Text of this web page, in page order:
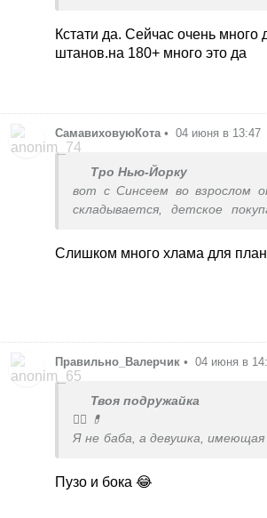
штаны покупают, это же все
Муж вообще верх только в
Кстати да. Сейчас очень много
штанов.на 180+ много это да
СамавиховуюКота • 04 июня в 13:47
Тро Нью-Йорку
вот с Синсеем во взрослом
складывается, детское
сезон. Поносил - выкинул,
Слишком много хлама для
Правильно_Валерчик • 04 июня в
Твоя подружайка
🤦‍♀️ 💊
Я не баба, а девушка, имеющая
Пузо и бока 😂